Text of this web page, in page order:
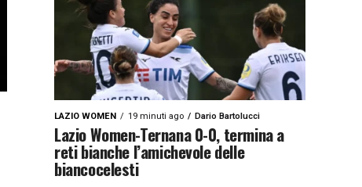
LAZIO WOMEN 19 minuti ago Dario Bartolucci
Lazio Women-Ternana 0-0, termina a
reti bianche l’amichevole delle
biancocelesti